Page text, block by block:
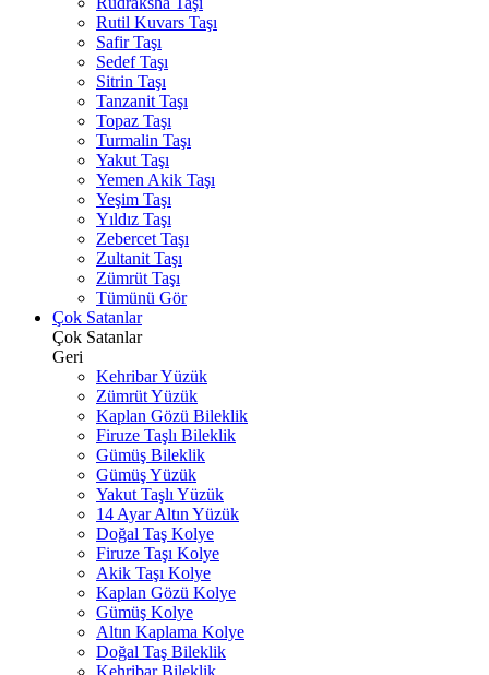
Rutil Kuvars Taşı
Safir Taşı
Sedef Taşı
Sitrin Taşı
Tanzanit Taşı
Topaz Taşı
Turmalin Taşı
Yakut Taşı
Yemen Akik Taşı
Yeşim Taşı
Yıldız Taşı
Zebercet Taşı
Zultanit Taşı
Zümrüt Taşı
Tümünü Gör
Çok Satanlar
Çok Satanlar
Geri
Kehribar Yüzük
Zümrüt Yüzük
Kaplan Gözü Bileklik
Firuze Taşlı Bileklik
Gümüş Bileklik
Gümüş Yüzük
Yakut Taşlı Yüzük
14 Ayar Altın Yüzük
Doğal Taş Kolye
Firuze Taşı Kolye
Akik Taşı Kolye
Kaplan Gözü Kolye
Gümüş Kolye
Altın Kaplama Kolye
Doğal Taş Bileklik
Kehribar Bileklik